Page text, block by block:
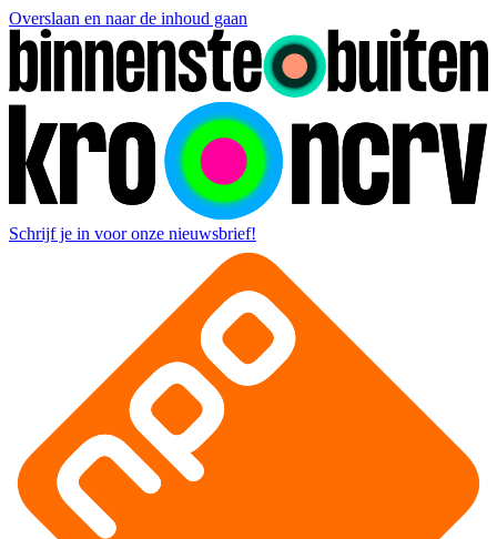
Overslaan en naar de inhoud gaan
Schrijf je in voor onze nieuwsbrief!